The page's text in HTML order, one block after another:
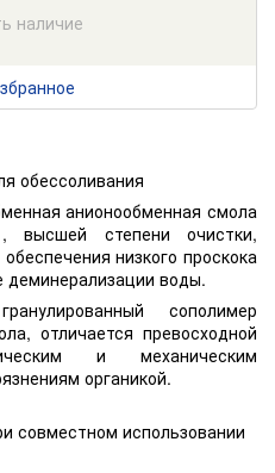
наличие
обессоливания
анионообменная смола
высшей степени очистки,
низкого проскока
деминерализации воды.
сополимер
отличается превосходной
и механическим
органикой.
совместном использовании